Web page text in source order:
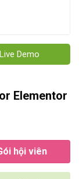
Live Demo
Elementor
hội viên